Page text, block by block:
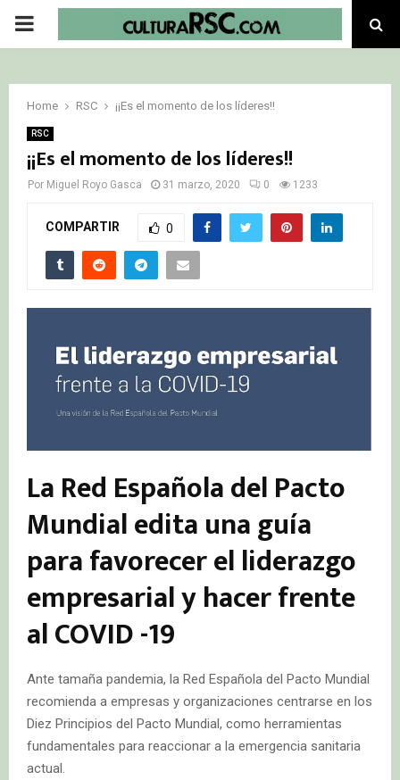
PRIMARY
Home RSC ¡¡Es el momento de los líderes!!
RSC
¡¡Es el momento de los líderes!!
Por Miguel Royo Gasca 31 marzo, 2020 0 1233
COMPARTIR 0
La Red Española del Pacto
Mundial edita una guía
para favorecer el liderazgo
empresarial y hacer frente
al COVID -19
Ante tamaña pandemia, la Red Española del Pacto Mundial
recomienda a empresas y organizaciones centrarse en los
Diez Principios del Pacto Mundial, como herramientas
fundamentales para reaccionar a la emergencia sanitaria
actual.